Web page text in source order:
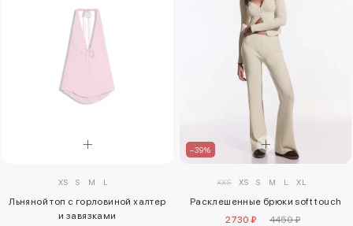
XS S M L
Льняной топ с горловиной халтер
и завязками
–39%
XXS XS S M L XL
Расклешенные брюки soft touch
2730 ₽
4450 ₽